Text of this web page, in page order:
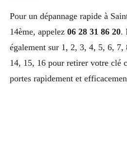
Pour un dépannage rapide à
14ème, appelez 06 28 31 86 20.
également sur 1, 2, 3, 4, 5, 6,
14, 15, 16 pour retirer votre clé
portes rapidement et